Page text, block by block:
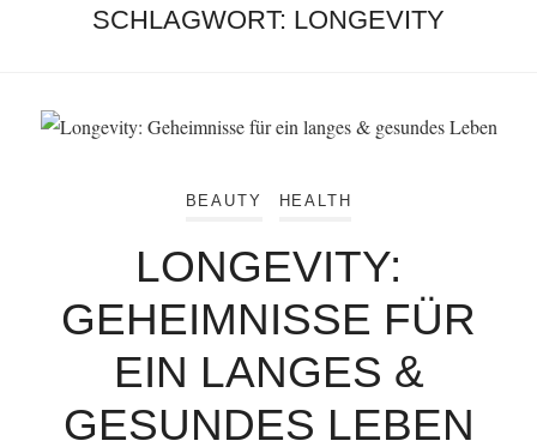
SCHLAGWORT: LONGEVITY
BEAUTY HEALTH
LONGEVITY:
GEHEIMNISSE FÜR
EIN LANGES &
GESUNDES LEBEN